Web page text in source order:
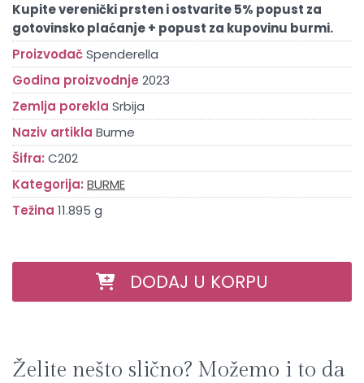
Kupite verenički prsten i ostvarite 5% popust za
gotovinsko plaćanje + popust za kupovinu burmi.
ProizvođačSpenderella
Godina proizvodnje 2023
Zemlja porekla Srbija
Naziv artikla Burme
Šifra: C202
Kategorija: BURME
Težina 11.895 g
DODAJ U KORPU
Želite nešto slično? Možemo i to da